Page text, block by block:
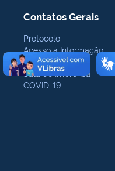
Contatos Gerais
Protocolo
Acesso à Informação
Ouvidoria
Sala de Imprensa
COVID-19